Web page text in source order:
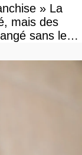
» La
mais des
sans le